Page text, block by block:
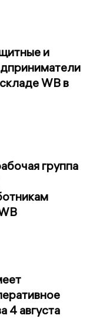
и
WB в
группа
4 августа